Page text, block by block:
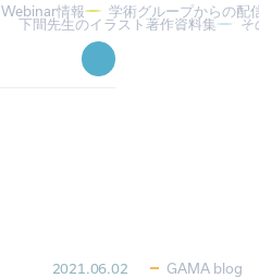
Webinar情報 学術グループからの配
下間先生のイラスト著作資料集 そ
2021.06.02 GAMA blog